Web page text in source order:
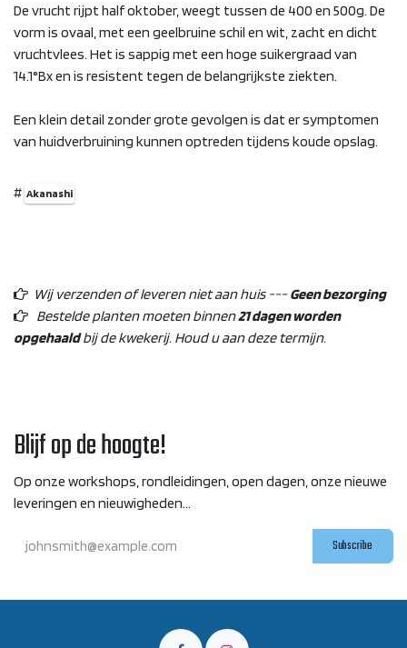
De vrucht rijpt half oktober, weegt tussen de 400 en 500g. De
vorm is ovaal, met een geelbruine schil en wit, zacht en dicht
vruchtvlees. Het is sappig met een hoge suikergraad van
14.1°Bx en is resistent tegen de belangrijkste ziekten.
Een klein detail zonder grote gevolgen is dat er symptomen
van huidverbruining kunnen optreden tijdens koude opslag.
# Akanashi
Wij verzenden of leveren niet aan huis ---Geen bezorging
Bestelde planten moeten binnen21 dagen worden
opgehaaldbij de kwekerij. Houd u aan deze termijn.
Blijf op de hoogte!
Op onze workshops, rondleidingen, open dagen, onze nieuwe
leveringen en nieuwigheden...
Subscribe